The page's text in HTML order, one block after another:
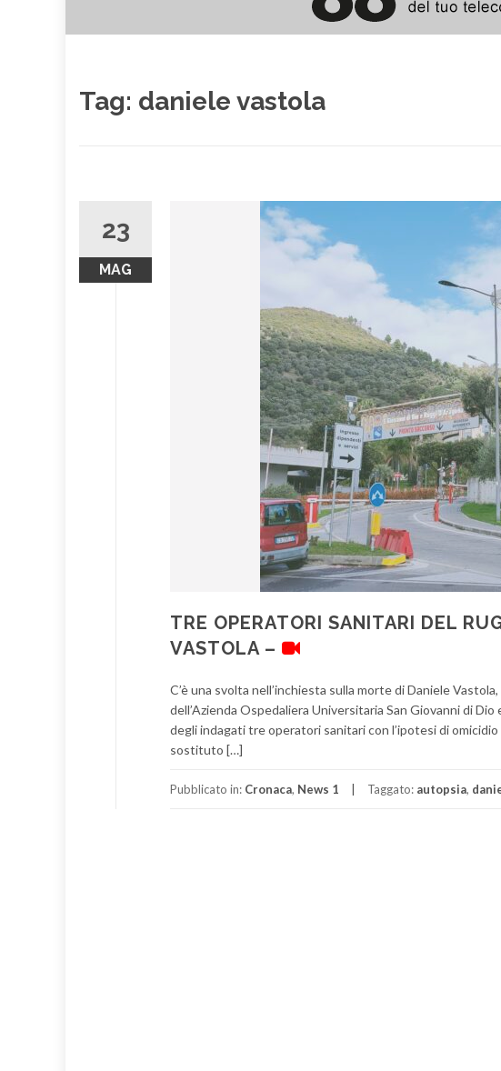
Tag: daniele vastola
23
MAG
TRE OPERATORI SANITARI DEL
VASTOLA –
C’è una svolta nell’inchiesta sulla morte di Daniele
dell’Azienda Ospedaliera Universitaria San Giovanni di
degli indagati tre operatori sanitari con l’ipotesi di
sostituto […]
Pubblicato in: Cronaca, News 1 Taggato: autopsia,